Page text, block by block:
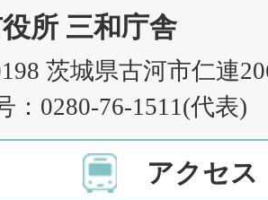
所 三和庁舎
茨城県古河市仁連
：0280-76-1511(代表)
アクセス